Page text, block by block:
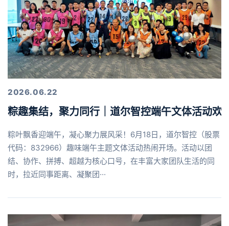
2026.06.22
粽趣集结，聚力同行｜道尔智控端午文体活动欢
粽叶飘香迎端午，凝心聚力展风采！6月18日，道尔智控（股票
代码：832966）趣味端午主题文体活动热闹开场。活动以团
结、协作、拼搏、超越为核心口号，在丰富大家团队生活的同
时，拉近同事距离、凝聚团···